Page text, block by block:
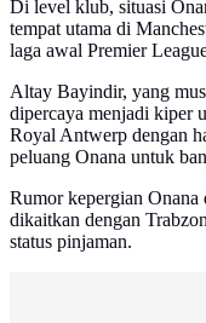
Di level klub, situasi
tempat utama di
laga awal Premier
Altay Bayindir, yang
dipercaya menjadi kiper
Royal Antwerp dengan
peluang Onana untuk
Rumor kepergian
dikaitkan dengan
status pinjaman.